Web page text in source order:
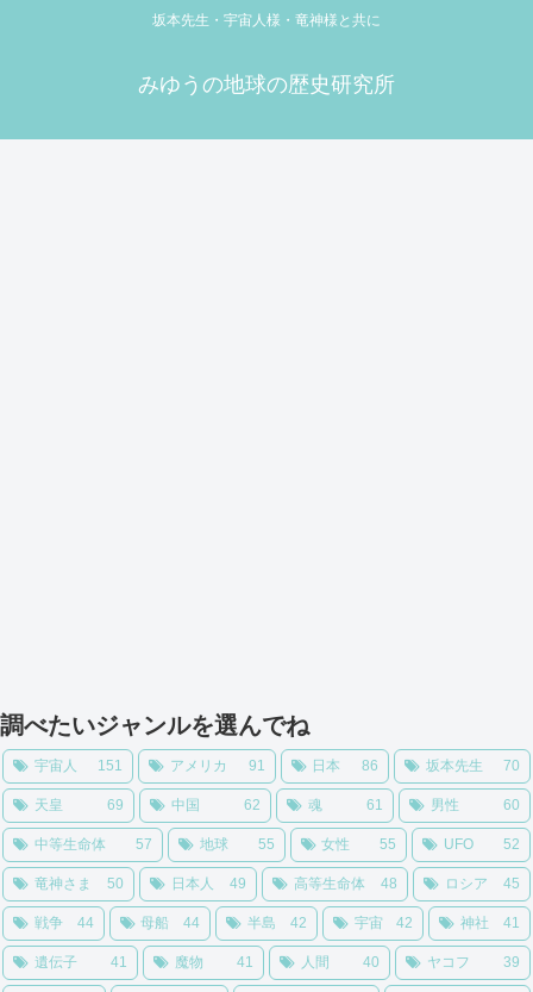
坂本先生・宇宙人様・竜神様と共に
みゆうの地球の歴史研究所
調べたいジャンルを選んでね
宇宙人 151 アメリカ 91 日本 86 坂本先生 70
天皇 69 中国 62 魂 61 男性 60
中等生命体 57 地球 55 女性 55 UFO 52
竜神さま 50 日本人 49 高等生命体 48 ロシア 45
戦争 44 母船 44 半島 42 宇宙 42 神社 41
遺伝子 41 魔物 41 人間 40 ヤコフ 39